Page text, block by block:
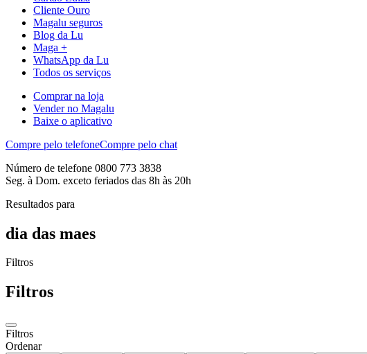
Cliente Ouro
Magalu seguros
Blog da Lu
Maga +
WhatsApp da Lu
Todos os serviços
Comprar na loja
Vender no Magalu
Baixe o aplicativo
Compre pelo telefoneCompre pelo chat
Número de telefone 0800 773 3838
Seg. à Dom. exceto feriados das 8h às 20h
Resultados para
dia das maes
Filtros
Filtros
Filtros
Ordenar